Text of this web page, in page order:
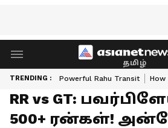
தமிழ்
TRENDING : Powerful Rahu Transit How
RR vs GT:
500+ ரன்கள்!